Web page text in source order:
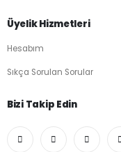
Üyelik Hizmetleri
Hesabım
Sıkça Sorulan Sorular
Bizi Takip Edin